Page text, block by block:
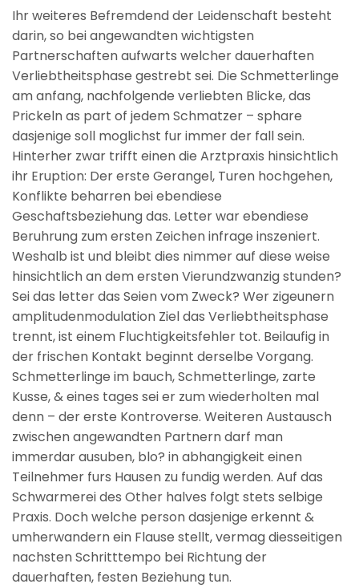
Ihr weiteres Befremdend der Leidenschaft besteht
darin, so bei angewandten wichtigsten
Partnerschaften aufwarts welcher dauerhaften
Verliebtheitsphase gestrebt sei. Die Schmetterlinge
am anfang, nachfolgende verliebten Blicke, das
Prickeln as part of jedem Schmatzer – sphare
dasjenige soll moglichst fur immer der fall sein.
Hinterher zwar trifft einen die Arztpraxis hinsichtlich
ihr Eruption: Der erste Gerangel, Turen hochgehen,
Konflikte beharren bei ebendiese
Geschaftsbeziehung das. Letter war ebendiese
Beruhrung zum ersten Zeichen infrage inszeniert.
Weshalb ist und bleibt dies nimmer auf diese weise
hinsichtlich an dem ersten Vierundzwanzig stunden?
Sei das letter das Seien vom Zweck? Wer zigeunern
amplitudenmodulation Ziel das Verliebtheitsphase
trennt, ist einem Fluchtigkeitsfehler tot. Beilaufig in
der frischen Kontakt beginnt derselbe Vorgang.
Schmetterlinge im bauch, Schmetterlinge, zarte
Kusse, & eines tages sei er zum wiederholten mal
denn – der erste Kontroverse. Weiteren Austausch
zwischen angewandten Partnern darf man
immerdar ausuben, blo? in abhangigkeit einen
Teilnehmer furs Hausen zu fundig werden. Auf das
Schwarmerei des Other halves folgt stets selbige
Praxis. Doch welche person dasjenige erkennt &
umherwandern ein Flause stellt, vermag diesseitigen
nachsten Schritttempo bei Richtung der
dauerhaften, festen Beziehung tun.